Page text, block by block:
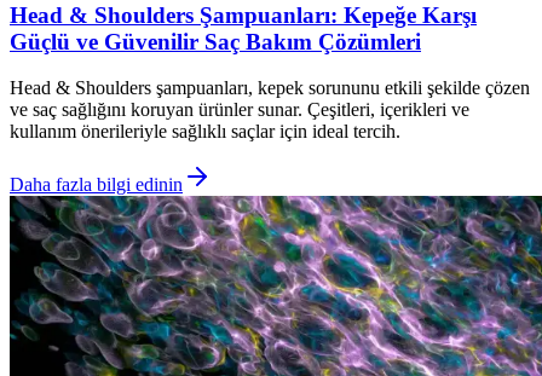
Head & Shoulders Şampuanları: Kepeğe Karşı
Güçlü ve Güvenilir Saç Bakım Çözümleri
Head & Shoulders şampuanları, kepek sorununu etkili şekilde çözen
ve saç sağlığını koruyan ürünler sunar. Çeşitleri, içerikleri ve
kullanım önerileriyle sağlıklı saçlar için ideal tercih.
Daha fazla bilgi edinin